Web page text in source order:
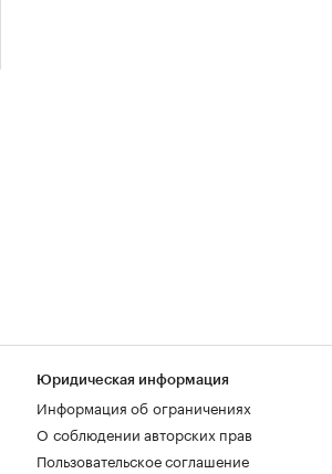
Юридическая информация
Информация об ограничениях
О соблюдении авторских прав
Пользовательское соглашение